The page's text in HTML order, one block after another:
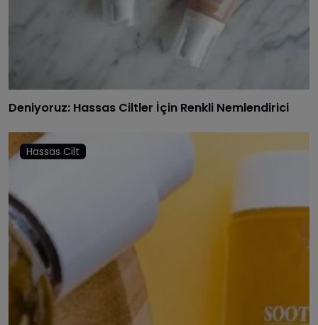
Deniyoruz: Hassas Ciltler İçin Renkli Nemlendirici
Hassas Cilt